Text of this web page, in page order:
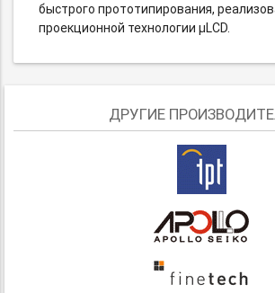
быстрого прототипирования,
проекционной технологии μLCD.
ДРУГИЕ